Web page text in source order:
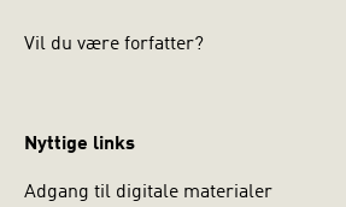
Vil du være forfatter?
Nyttige links
Adgang til digitale materialer